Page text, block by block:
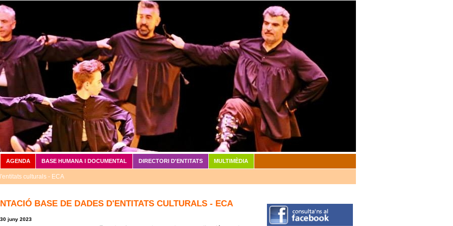
Vés al contingut
BASE DE DADES D'ENTITATS CULTURALS - ECA
juny 2023
AGENDA BASE HUMANA I DOCUMENTAL DIRECTORI D'ENTITATS MULTIMÈDIA
culturals - ECA